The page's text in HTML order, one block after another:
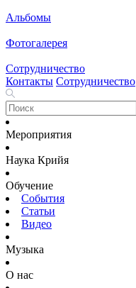
Альбомы
Фотогалерея
Сотрудничество
Контакты Сотрудничество
Мероприятия
Наука Крийя
Обучение
События
Статьи
Видео
Музыка
О нас